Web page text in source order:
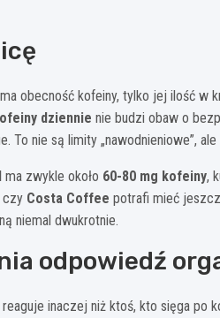
obecność kofeiny, tylko jej ilość w
dziennie nie budzi obaw o
To nie są limity „nawodnieniowe”,
ma zwykle około 60-80 mg kofeiny,
czy Costa Coffee potrafi mieć
niemal dwukrotnie.
odpowiedź
inaczej niż ktoś, kto sięga po